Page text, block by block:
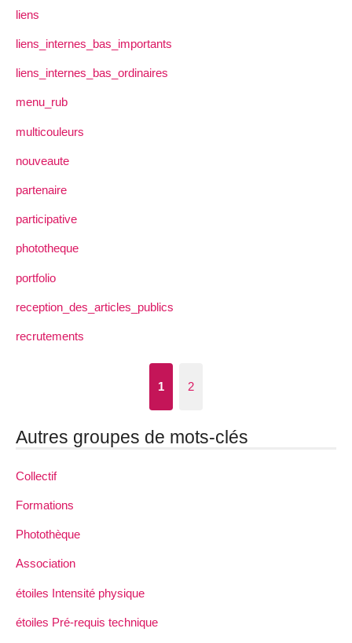
liens
liens_internes_bas_importants
liens_internes_bas_ordinaires
menu_rub
multicouleurs
nouveaute
partenaire
participative
phototheque
portfolio
reception_des_articles_publics
recrutements
1 2
Autres groupes de mots-clés
Collectif
Formations
Photothèque
Association
étoiles Intensité physique
étoiles Pré-requis technique